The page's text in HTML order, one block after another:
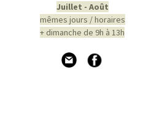
Juillet - Août
mêmes jours / horaires
+ dimanche de 9h à 13h